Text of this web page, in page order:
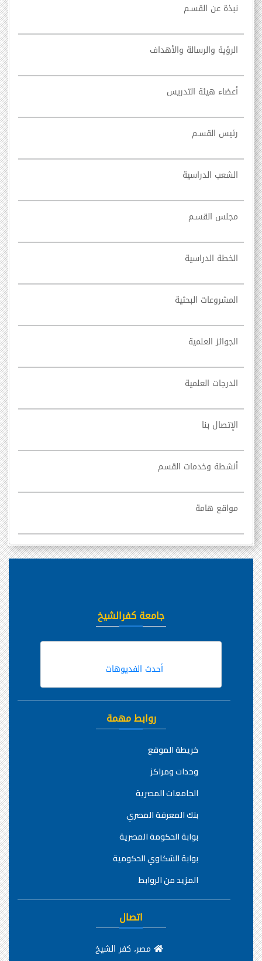
نبذة عن القسـم
الرؤية والرسالة والأهداف
أعضاء هيئة التدريس
رئيس القسـم
الشعب الدراسية
مجلس القسـم
الخطة الدراسية
المشروعات البحثية
الجوائز العلمية
الدرجات العلمية
الإتصال بنا
أنشطة وخدمات القسم
مواقع هامة
جامعة كفرالشيخ
أحدث الفديوهات
روابط مهمة
خريطة الموقع
وحدات ومراكز
الجامعات المصرية
بنك المعرفة المصري
بوابة الحكومة المصرية
بوابة الشكاوي الحكومية
المزيد من الروابط
اتصال
مصر، كفر الشيخ